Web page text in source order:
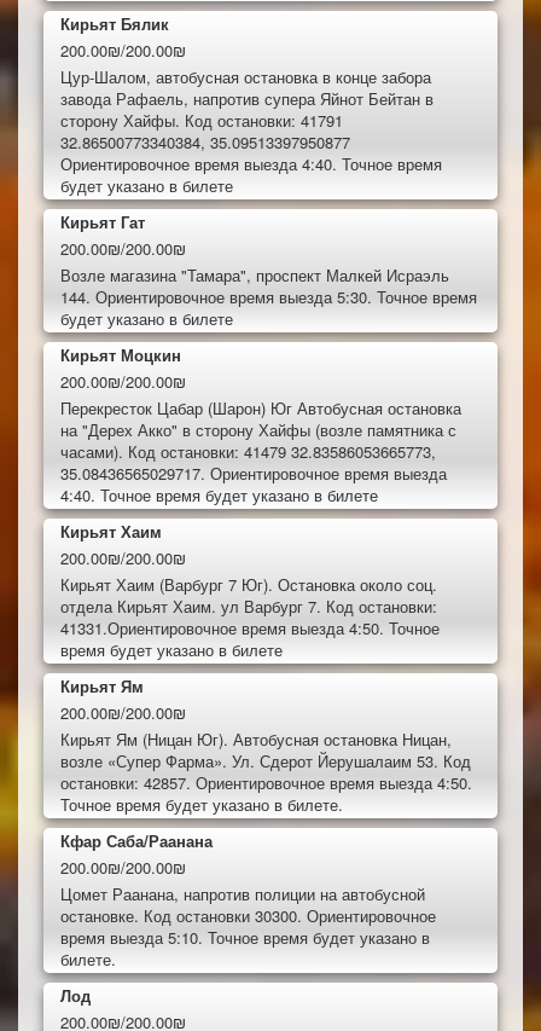
Кирьят Бялик
200.00₪/200.00₪
Цур-Шалом, автобусная остановка в конце забора
завода Рафаель, напротив супера Яйнот Бейтан в
сторону Хайфы. Код остановки: 41791
32.86500773340384, 35.09513397950877
Ориентировочное время выезда 4:40. Точное время
будет указано в билете
Кирьят Гат
200.00₪/200.00₪
Возле магазина "Тамара", проспект Малкей Исраэль
144. Ориентировочное время выезда 5:30. Точное время
будет указано в билете
Кирьят Моцкин
200.00₪/200.00₪
Перекресток Цабар (Шарон) Юг Автобусная остановка
на "Дерех Акко" в сторону Хайфы (возле памятника с
часами). Код остановки: 41479 32.83586053665773,
35.08436565029717. Ориентировочное время выезда
4:40. Точное время будет указано в билете
Кирьят Хаим
200.00₪/200.00₪
Кирьят Хаим (Варбург 7 Юг). Остановка около соц.
отдела Кирьят Хаим. ул Варбург 7. Код остановки:
41331.Ориентировочное время выезда 4:50. Точное
время будет указано в билете
Кирьят Ям
200.00₪/200.00₪
Кирьят Ям (Ницан Юг). Автобусная остановка Ницан,
возле «Супер Фарма». Ул. Сдерот Йерушалаим 53. Код
остановки: 42857. Ориентировочное время выезда 4:50.
Точное время будет указано в билете.
Кфар Саба/Раанана
200.00₪/200.00₪
Цомет Раанана, напротив полиции на автобусной
остановке. Код остановки 30300. Ориентировочное
время выезда 5:10. Точное время будет указано в
билете.
Лод
200.00₪/200.00₪